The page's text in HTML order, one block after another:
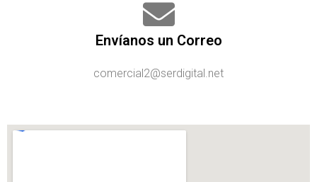
Envíanos un Correo
comercial2@serdigital.net